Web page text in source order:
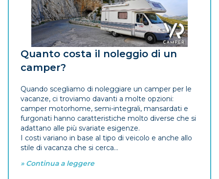
Quanto costa il noleggio di un
camper?
Quando scegliamo di noleggiare un camper per le
vacanze, ci troviamo davanti a molte opzioni:
camper motorhome, semi-integrali, mansardati e
furgonati hanno caratteristiche molto diverse che si
adattano alle più svariate esigenze.
I costi variano in base al tipo di veicolo e anche allo
stile di vacanza che si cerca...
» Continua a leggere